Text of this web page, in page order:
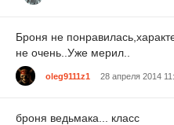
Броня не
не очень..Уже мерил..
oleg9111z1 28 апреля 2014
броня ведьмака... класс